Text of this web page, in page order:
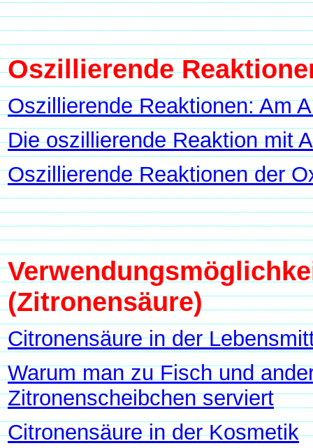
Oszillierende
Oszillierende Reaktionen: Am
Die oszillierende Reaktion mit
Oszillierende Reaktionen der
(Zitronensäure)
Citronensäure in der
Warum man zu Fisch und
Zitronenscheibchen serviert
Citronensäure in der Kosmetik